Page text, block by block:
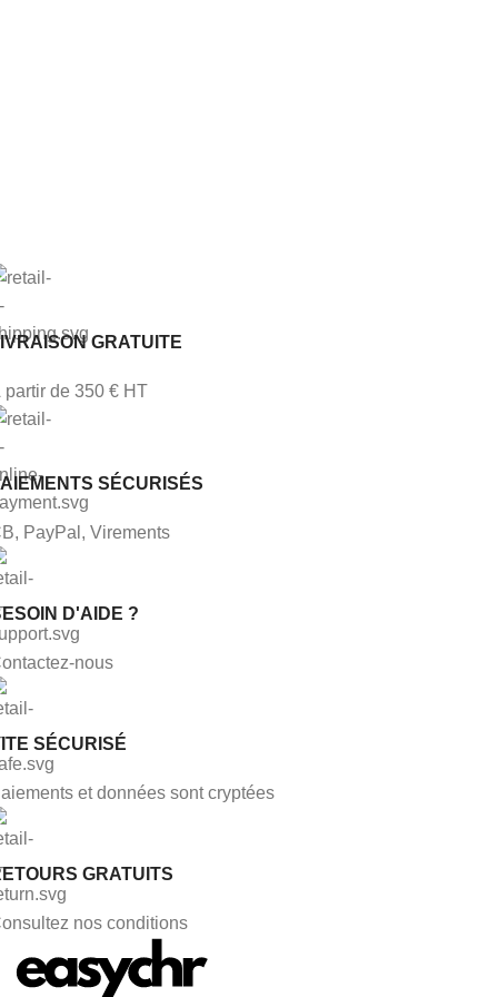
GRATUITE
partir de 350 € HT
SÉCURISÉS
PayPal, Virements
D'AIDE ?
nous
SÉCURISÉ
et données sont cryptées
GRATUITS
nos conditions